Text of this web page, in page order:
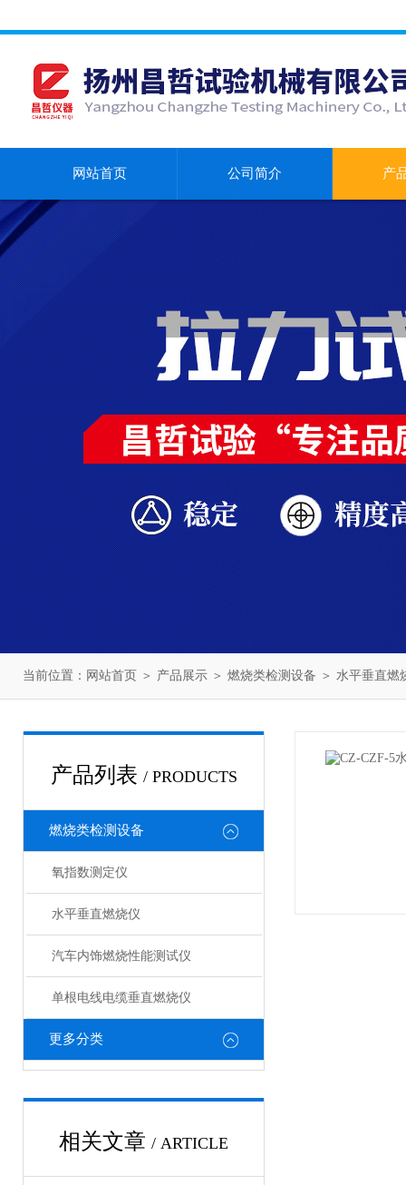
网站首页 公司简介 产
当前位置： 网站首页 ＞ 产品展示 ＞ 燃烧类检测设备 ＞ 水平垂直燃
产品列表 / PRODUCTS
燃烧类检测设备
氧指数测定仪
水平垂直燃烧仪
汽车内饰燃烧性能测试仪
单根电线电缆垂直燃烧仪
更多分类
相关文章 / ARTICLE